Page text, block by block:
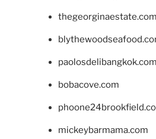
thegeorginaestate.com
paolosdelibangkok.com
bobacove.com
mickeybarmama.com